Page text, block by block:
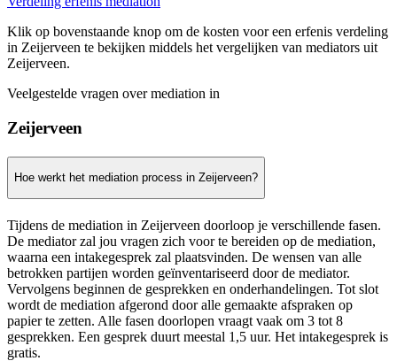
Klik op bovenstaande knop om de kosten voor een erfenis verdeling
in Zeijerveen te bekijken middels het vergelijken van mediators uit
Zeijerveen.
Veelgestelde vragen over mediation in
Zeijerveen
Hoe werkt het mediation process in Zeijerveen?
Tijdens de mediation in Zeijerveen doorloop je verschillende fasen.
De mediator zal jou vragen zich voor te bereiden op de mediation,
waarna een intakegesprek zal plaatsvinden. De wensen van alle
betrokken partijen worden geïnventariseerd door de mediator.
Vervolgens beginnen de gesprekken en onderhandelingen. Tot slot
wordt de mediation afgerond door alle gemaakte afspraken op
papier te zetten. Alle fasen doorlopen vraagt vaak om 3 tot 8
gesprekken. Een gesprek duurt meestal 1,5 uur. Het intakegesprek is
gratis.